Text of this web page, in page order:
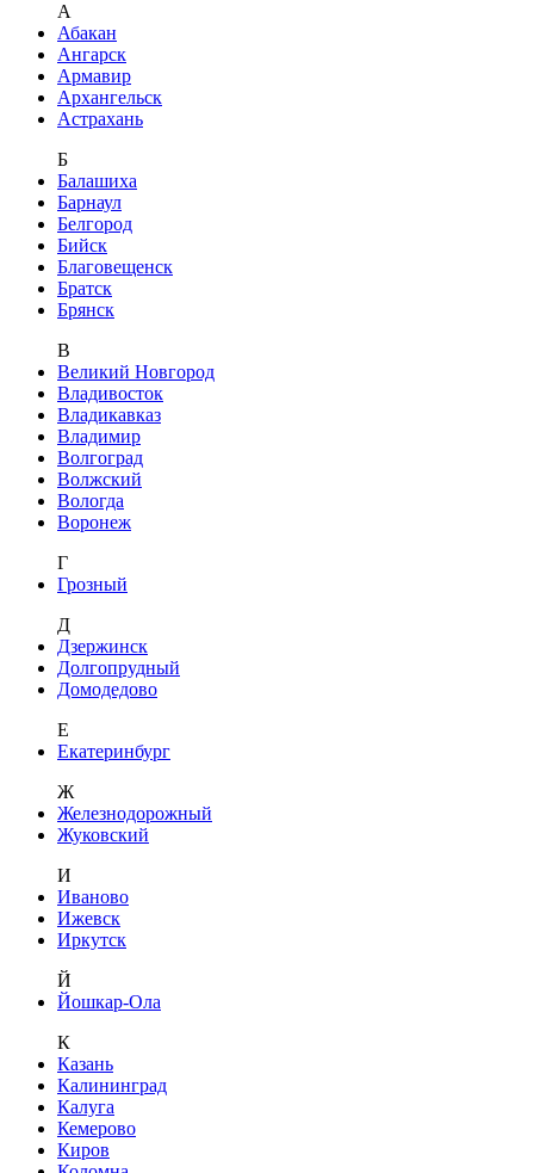
А
Абакан
Ангарск
Армавир
Архангельск
Астрахань
Б
Балашиха
Барнаул
Белгород
Бийск
Благовещенск
Братск
Брянск
В
Великий Новгород
Владивосток
Владикавказ
Владимир
Волгоград
Волжский
Вологда
Воронеж
Г
Грозный
Д
Дзержинск
Долгопрудный
Домодедово
Е
Екатеринбург
Ж
Железнодорожный
Жуковский
И
Иваново
Ижевск
Иркутск
Й
Йошкар-Ола
К
Казань
Калининград
Калуга
Кемерово
Киров